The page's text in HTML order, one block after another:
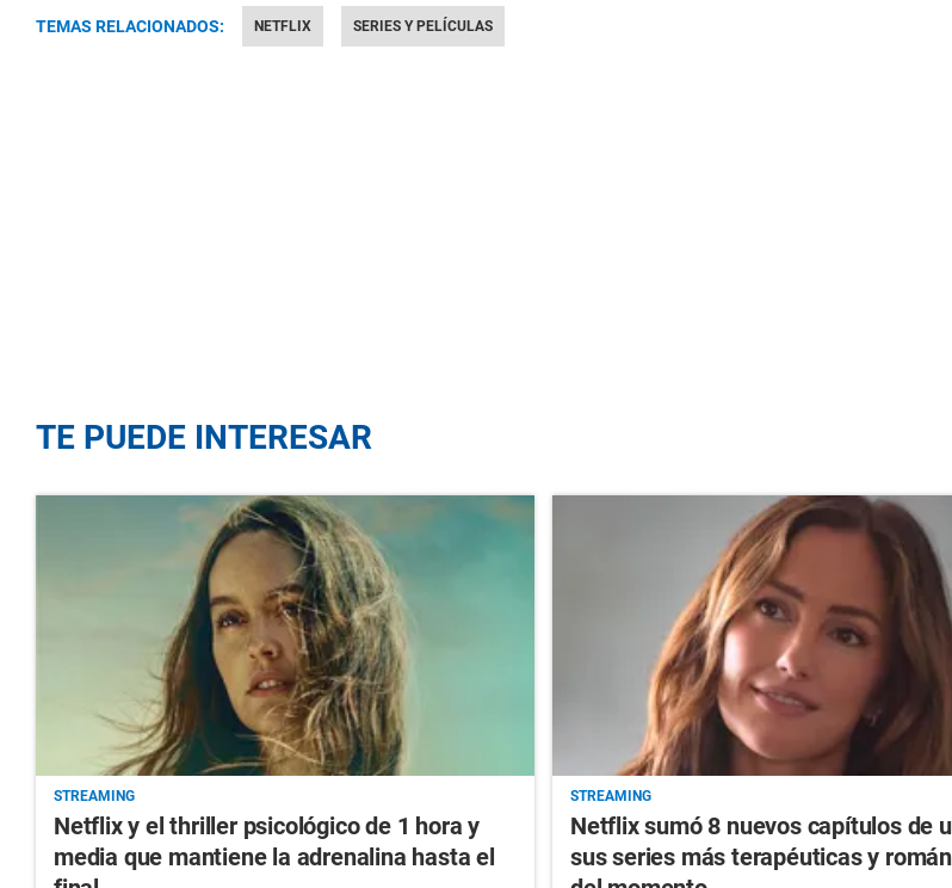
TEMAS RELACIONADOS: NETFLIX SERIES Y PELÍCULAS
TE PUEDE INTERESAR
STREAMING
Netflix y el thriller psicológico de 1 hora y
media que mantiene la adrenalina hasta el
STREAMING
Netflix sumó 8 nuevos capítulos de
sus series más terapéuticas y